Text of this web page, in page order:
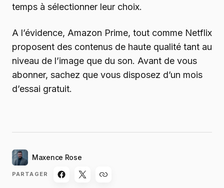
temps à sélectionner leur choix.
A l’évidence, Amazon Prime, tout comme Netflix
proposent des contenus de haute qualité tant au
niveau de l’image que du son. Avant de vous
abonner, sachez que vous disposez d’un mois
d’essai gratuit.
Maxence Rose
PARTAGER